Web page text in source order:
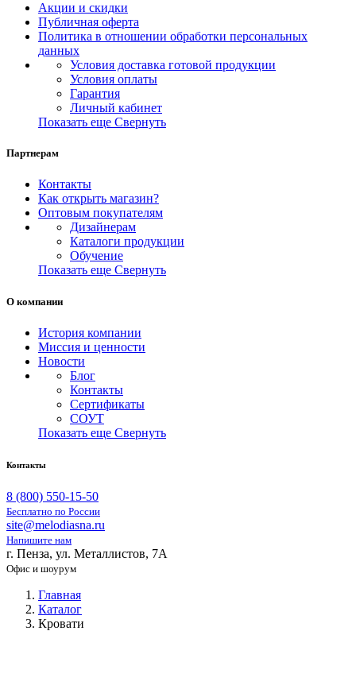
Акции и скидки
Публичная оферта
Политика в отношении обработки персональных
данных
Условия доставка готовой продукции
Условия оплаты
Гарантия
Личный кабинет
Показать еще Свернуть
Партнерам
Контакты
Как открыть магазин?
Оптовым покупателям
Дизайнерам
Каталоги продукции
Обучение
Показать еще Свернуть
О компании
История компании
Миссия и ценности
Новости
Блог
Контакты
Сертификаты
СОУТ
Показать еще Свернуть
Контакты
8 (800) 550-15-50
Бесплатно по России
site@melodiasna.ru
Напишите нам
г. Пенза, ул. Металлистов, 7А
Офис и шоурум
Главная
Каталог
Кровати